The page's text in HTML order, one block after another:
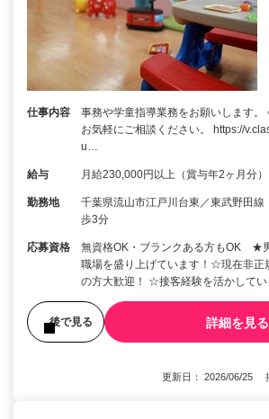
仕事内容
事務や学童指導業務をお願いします。
お気軽にご相談ください。 https://
u…
給与 月給230,000円以上（賞与年2ヶ月分）
勤務地
千葉県流山市江戸川台東／東武野田線
歩3分
応募資格
無資格OK・ブランクある方もOK ★
職場を盛り上げています！☆現在非正
の方大歓迎！ ☆接客経験を活かしてい
後で見る 詳細を見る
更新日： 2026/06/25